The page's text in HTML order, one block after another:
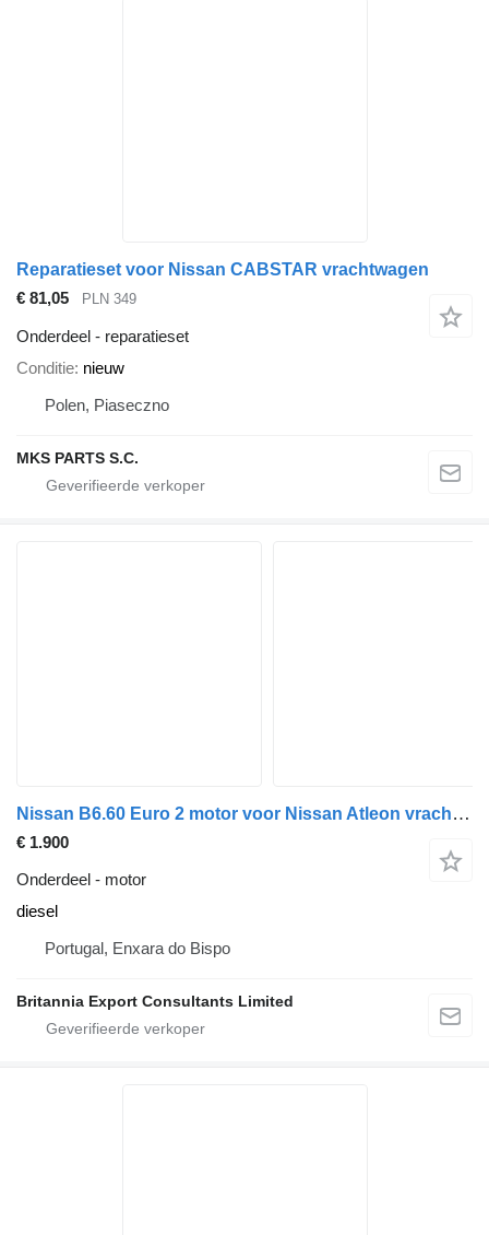
Reparatieset voor Nissan CABSTAR vrachtwagen
€ 81,05
PLN 349
Onderdeel - reparatieset
Conditie nieuw
Polen, Piaseczno
MKS PARTS S.C.
Nissan B6.60 Euro 2 motor voor Nissan Atleon vrachtwagen
€ 1.900
Onderdeel - motor
diesel
Portugal, Enxara do Bispo
Britannia Export Consultants Limited